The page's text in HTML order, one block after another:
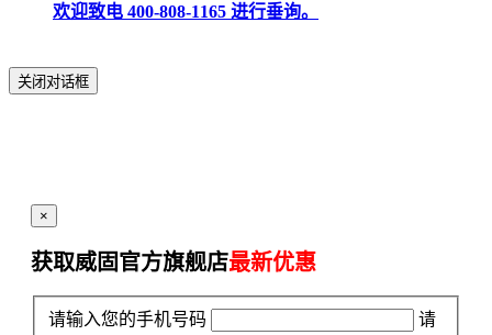
欢迎致电 400-808-1165 进行垂询。
关闭对话框
×
获取威固官方旗舰店最新优惠
请输入您的手机号码
请